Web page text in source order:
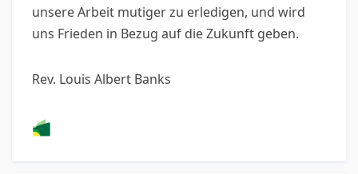
unsere Arbeit mutiger zu erledigen, und wird
uns Frieden in Bezug auf die Zukunft geben.
Rev. Louis Albert Banks